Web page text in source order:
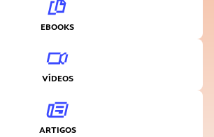
EBOOKS
VÍDEOS
ARTIGOS